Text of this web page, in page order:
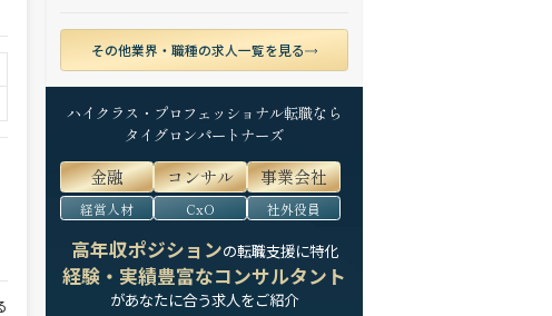
その他業界・職種の求人一覧を見る
ハイクラス・プロフェッショナル転職なら
タイグロンパートナーズ
金融 コンサル 事業会社
経営人材 CxO 社外役員
高年収ポジションの転職支援に特化
経験・実績豊富なコンサルタント
があなたに合う求人をご紹介